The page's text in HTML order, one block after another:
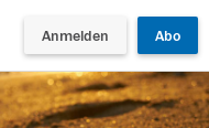
Anmelden Abo